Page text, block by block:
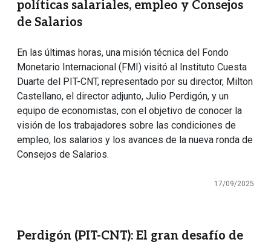
políticas salariales, empleo y Consejos
de Salarios
En las últimas horas, una misión técnica del Fondo
Monetario Internacional (FMI) visitó al Instituto Cuesta
Duarte del PIT-CNT, representado por su director, Milton
Castellano, el director adjunto, Julio Perdigón, y un
equipo de economistas, con el objetivo de conocer la
visión de los trabajadores sobre las condiciones de
empleo, los salarios y los avances de la nueva ronda de
Consejos de Salarios.
17/09/2025
Perdigón (PIT-CNT): El gran desafío de